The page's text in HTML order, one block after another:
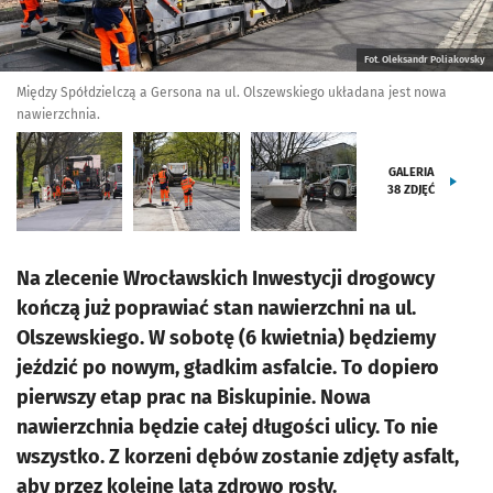
Fot. Oleksandr Poliakovsky
Między Spółdzielczą a Gersona na ul. Olszewskiego układana jest nowa
nawierzchnia.
GALERIA
38 ZDJĘĆ
Na zlecenie Wrocławskich Inwestycji drogowcy
kończą już poprawiać stan nawierzchni na ul.
Olszewskiego. W sobotę (6 kwietnia) będziemy
jeździć po nowym, gładkim asfalcie. To dopiero
pierwszy etap prac na Biskupinie. Nowa
nawierzchnia będzie całej długości ulicy. To nie
wszystko. Z korzeni dębów zostanie zdjęty asfalt,
aby przez kolejne lata zdrowo rosły.